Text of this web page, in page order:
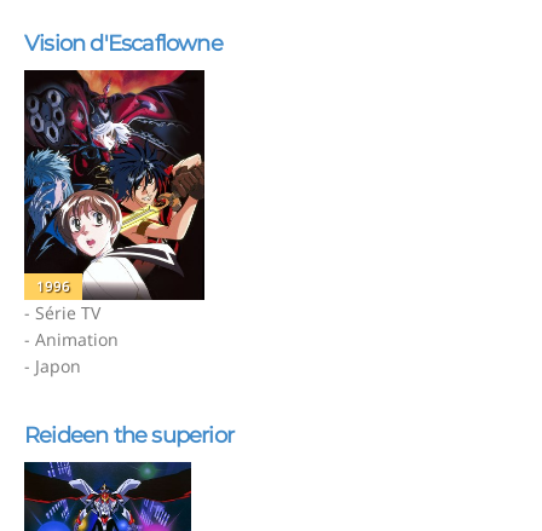
Vision d'Escaflowne
1996
- Série TV
- Animation
- Japon
Reideen the superior